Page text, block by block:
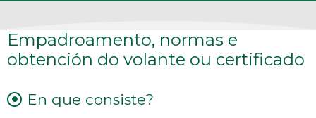
Empadroamento, normas e
obtención do volante ou certificado
En que consiste?